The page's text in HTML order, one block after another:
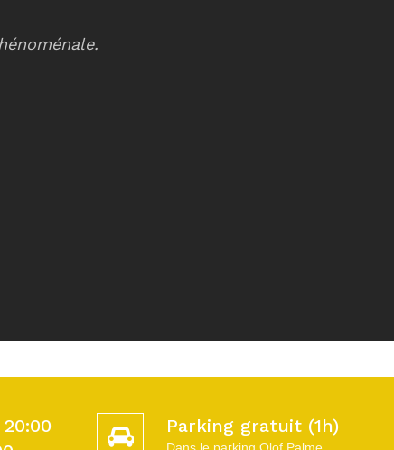
Parking gratuit (1h)
Dans le parking Olof Palme